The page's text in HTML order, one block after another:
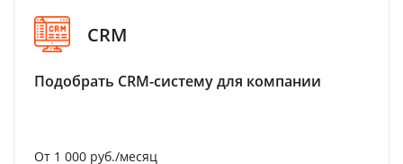
CRM
Подобрать CRM-систему для компании
От 1 000 руб./месяц